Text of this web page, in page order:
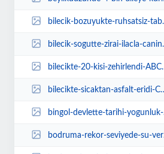
bilecik-bozuyukte-ruhsatsiz-tabancalara-el-konuldu-7jgpsa1X.jpg
bilecik-sogutte-zirai-ilacla-canina-kiydi-hvvY6bTw.jpg
bilecikte-20-kisi-zehirlendi-ABChLwL7.jpg
bilecikte-sicaktan-asfalt-eridi-CXCl4qf2.jpg
bingol-devlette-tarihi-yogunluk-yasandi-tzUzf3Vf.jpg
bodruma-rekor-seviyede-su-verildi-sjMQSDQ1.jpg